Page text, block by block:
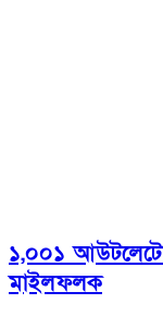
১,০০১ আউটলেটে
মাইলফলক